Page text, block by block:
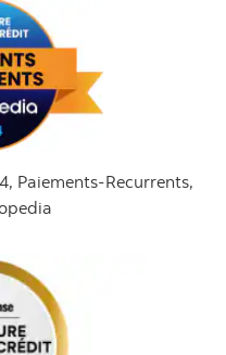
Paiements-Recurrents,